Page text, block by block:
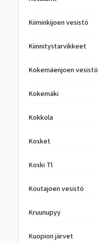
Kiiminkijoen vesistö
Kiinnitystarvikkeet
Kokemäenjoen vesistö
Kokemäki
Kokkola
Kosket
Koski Tl
Koutajoen vesistö
Kruunupyy
Kuopion järvet